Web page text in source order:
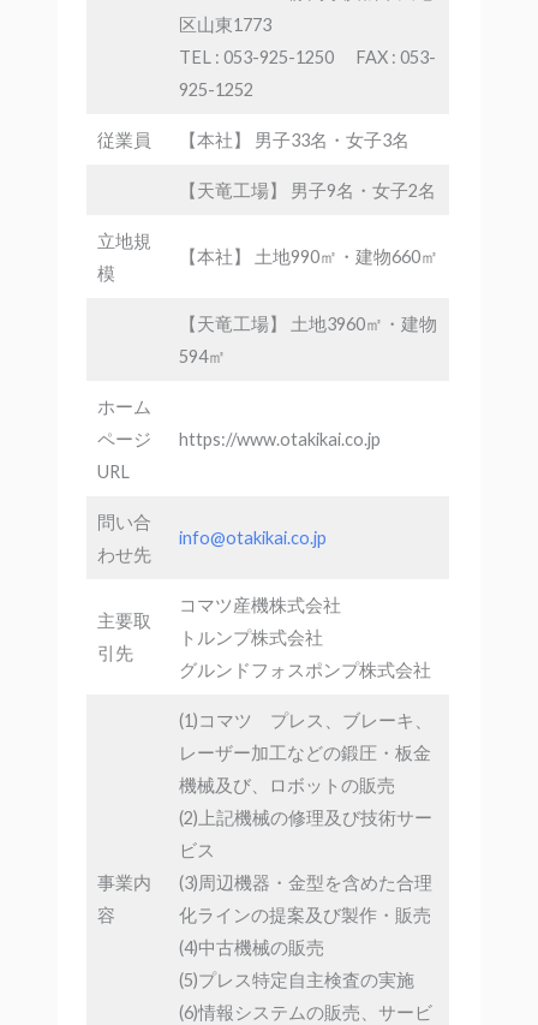
区山東1773
TEL : 053-925-1250 FAX : 053-
925-1252
従業員 【本社】 男子33名・女子3名
【天竜工場】 男子9名・女子2名
立地規
模
【本社】 土地990㎡・建物660㎡
【天竜工場】 土地3960㎡・建物
594㎡
ホーム
ページ
URL
https://www.otakikai.co.jp
問い合
わせ先
info@otakikai.co.jp
主要取
引先
コマツ産機株式会社
トルンプ株式会社
グルンドフォスポンプ株式会社
事業内
容
(1)コマツ プレス、ブレーキ、
レーザー加工などの鍛圧・板金
機械及び、ロボットの販売
(2)上記機械の修理及び技術サー
ビス
(3)周辺機器・金型を含めた合理
化ラインの提案及び製作・販売
(4)中古機械の販売
(5)プレス特定自主検査の実施
(6)情報システムの販売、サービ